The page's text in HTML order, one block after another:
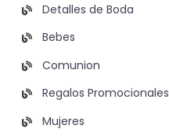
Detalles de Boda
Bebes
Comunion
Regalos Promocionales
Mujeres